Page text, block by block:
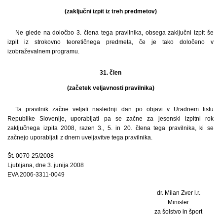
(zaključni izpit iz treh predmetov)
Ne glede na določbo 3. člena tega pravilnika, obsega zaključni izpit še
izpit iz strokovno teoretičnega predmeta, če je tako določeno v
izobraževalnem programu.
31. člen
(začetek veljavnosti pravilnika)
Ta pravilnik začne veljati naslednji dan po objavi v Uradnem listu
Republike Slovenije, uporabljati pa se začne za jesenski izpitni rok
zaključnega izpita 2008, razen 3., 5. in 20. člena tega pravilnika, ki se
začnejo uporabljati z dnem uveljavitve tega pravilnika.
Št. 0070-25/2008
Ljubljana, dne 3. junija 2008
EVA 2006-3311-0049
dr. Milan Zver l.r.
Minister
za šolstvo in šport